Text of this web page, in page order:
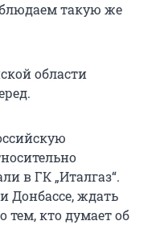
такую же
области
в ГК „Италгаз“.
Донбассе, ждать
тем, кто думает об